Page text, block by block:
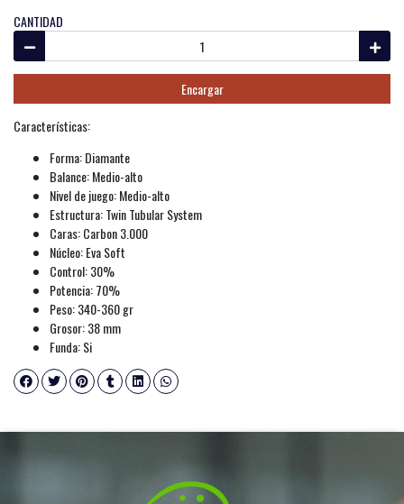
CANTIDAD
Encargar
Características:
Forma: Diamante
Balance: Medio-alto
Nivel de juego: Medio-alto
Estructura: Twin Tubular System
Caras: Carbon 3.000
Núcleo: Eva Soft
Control: 30%
Potencia: 70%
Peso: 340-360 gr
Grosor: 38 mm
Funda: Si